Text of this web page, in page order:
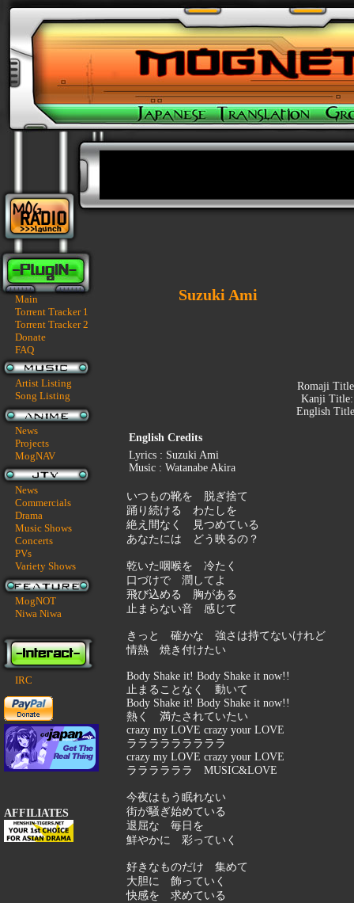
Main
Torrent Tracker 1
Torrent Tracker 2
Donate
FAQ
Artist Listing
Song Listing
News
Projects
MogNAV
News
Commercials
Drama
Music Shows
Concerts
PVs
Variety Shows
MogNOT
Niwa Niwa
IRC
AFFILIATES
Suzuki Ami
Romaji
Kanji
English
English Credits
Lyrics : Suzuki Ami
Music : Watanabe Akira
いつもの靴を 脱ぎ捨て
踊り続ける わたしを
絶え間なく 見つめている
あなたには どう映るの？
乾いた咽喉を 冷たく
口づけで 潤してよ
飛び込める 胸がある
止まらない音 感じて
きっと 確かな 強さは持てないけれど
情熱 焼き付けたい
Body Shake it! Body Shake it now!!
止まることなく 動いて
Body Shake it! Body Shake it now!!
熱く 満たされていたい
crazy my LOVE crazy your LOVE
ラララララララララ
crazy my LOVE crazy your LOVE
ララララララ MUSIC&LOVE
今夜はもう眠れない
街が騒ぎ始めている
退屈な 毎日を
鮮やかに 彩っていく
好きなものだけ 集めて
大胆に 飾っていく
快感を 求めている